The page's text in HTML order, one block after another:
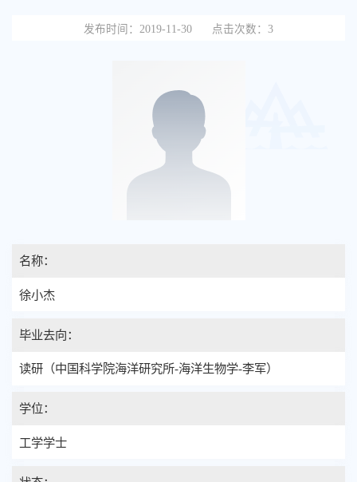
发布时间：2019-11-30 点击次数：3
名称：
徐小杰
毕业去向：
读研（中国科学院海洋研究所-海洋生物学-李军）
学位：
工学学士